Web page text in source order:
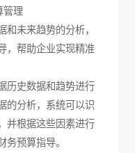
管理
未来趋势的分析，
，帮助企业实现精准
历史数据和趋势进行
的分析，系统可以识
并根据这些因素进行
预算指导。